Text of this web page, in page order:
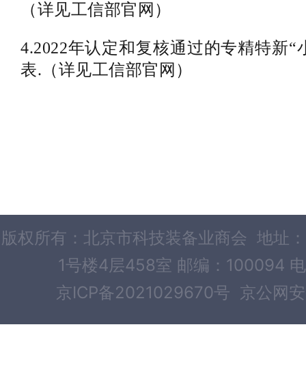
（详见工信部官网）
4.2022年认定和复核通过的专精特新
表.（详见工信部官网）
版权所有：北京市科技装备业商会 地址
1号楼4层458室 邮编：100094
京ICP备2021029670号 京公网